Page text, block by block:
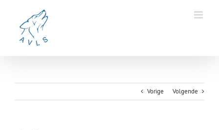
Vorige Volgende